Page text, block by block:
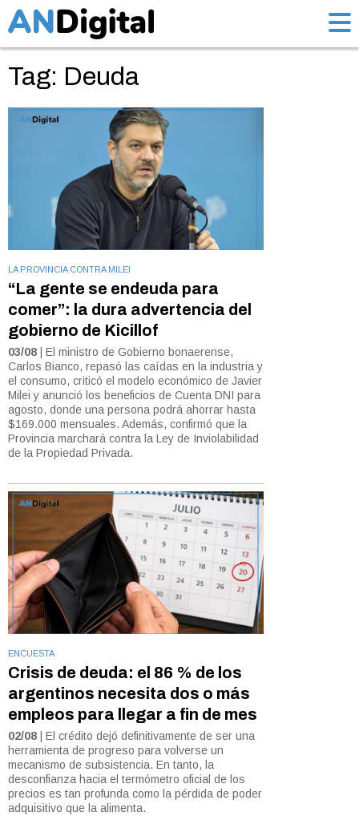
Tag: Deuda
LA PROVINCIA CONTRA MILEI
“La gente se endeuda para
comer”: la dura advertencia del
gobierno de Kicillof
03/08 | El ministro de Gobierno bonaerense,
Carlos Bianco, repasó las caídas en la industria y
el consumo, criticó el modelo económico de Javier
Milei y anunció los beneficios de Cuenta DNI para
agosto, donde una persona podrá ahorrar hasta
$169.000 mensuales. Además, confirmó que la
Provincia marchará contra la Ley de Inviolabilidad
de la Propiedad Privada.
ENCUESTA
Crisis de deuda: el 86 % de los
argentinos necesita dos o más
empleos para llegar a fin de mes
02/08 | El crédito dejó definitivamente de ser una
herramienta de progreso para volverse un
mecanismo de subsistencia. En tanto, la
desconfianza hacia el termómetro oficial de los
precios es tan profunda como la pérdida de poder
adquisitivo que la alimenta.